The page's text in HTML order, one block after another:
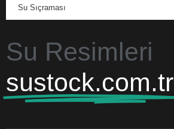
Su Sıçraması
Su Resimleri
sustock.com.tr